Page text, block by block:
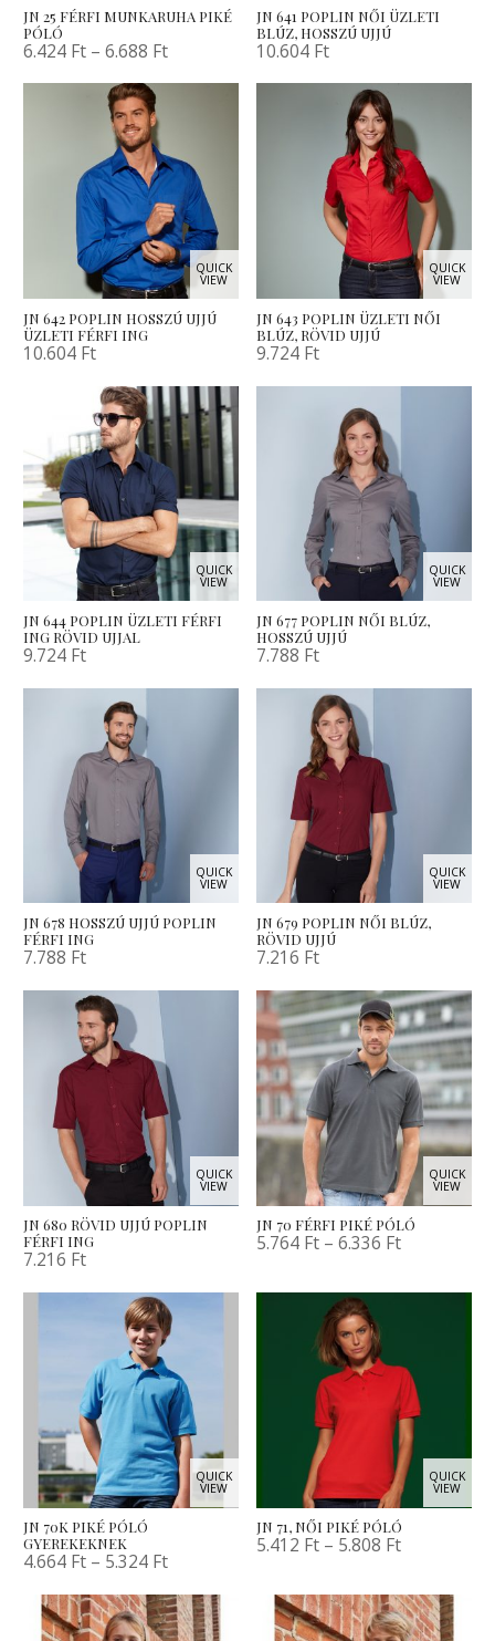
JN 25 FÉRFI MUNKARUHA PIKÉ
PÓLÓ
6.424 Ft –6.688 Ft
JN 641 POPLIN NŐI ÜZLETI
BLÚZ, HOSSZÚ UJJÚ
10.604 Ft
QUICK
VIEW
JN 642 POPLIN HOSSZÚ UJJÚ
ÜZLETI FÉRFI ING
10.604 Ft
QUICK
VIEW
JN 643 POPLIN ÜZLETI NŐI
BLÚZ, RÖVID UJJÚ
9.724 Ft
QUICK
VIEW
JN 644 POPLIN ÜZLETI FÉRFI
ING RÖVID UJJAL
9.724 Ft
QUICK
VIEW
JN 677 POPLIN NŐI BLÚZ,
HOSSZÚ UJJÚ
7.788 Ft
QUICK
VIEW
JN 678 HOSSZÚ UJJÚ POPLIN
FÉRFI ING
7.788 Ft
QUICK
VIEW
JN 679 POPLIN NŐI BLÚZ,
RÖVID UJJÚ
7.216 Ft
QUICK
VIEW
JN 680 RÖVID UJJÚ POPLIN
FÉRFI ING
7.216 Ft
QUICK
VIEW
JN 70 FÉRFI PIKÉ PÓLÓ
5.764 Ft –6.336 Ft
QUICK
VIEW
JN 70K PIKÉ PÓLÓ
GYEREKEKNEK
4.664 Ft – 5.324 Ft
QUICK
VIEW
JN 71, NŐI PIKÉ PÓLÓ
5.412 Ft – 5.808 Ft